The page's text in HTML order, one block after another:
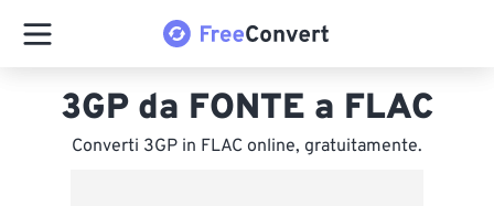
3GP da FONTE a FLAC
Converti 3GP in FLAC online, gratuitamente.